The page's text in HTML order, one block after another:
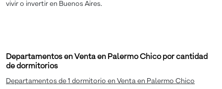
vivir o invertir en Buenos Aires.
Departamentos en Venta en Palermo Chico por cantidad
de dormitorios
Departamentos de 1 dormitorio en Venta en Palermo Chico